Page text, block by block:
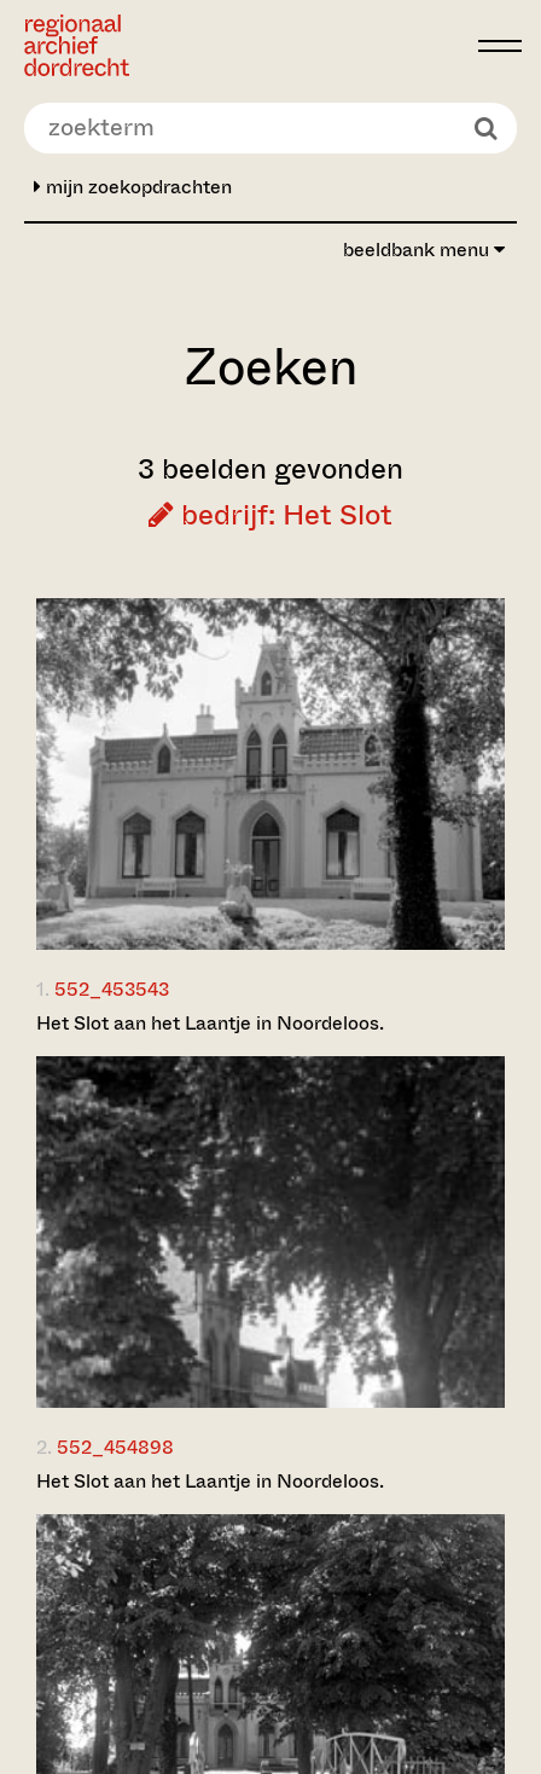
Ga direct naar de inhoud
mijn zoekopdrachten
beeldbank menu
Zoeken
3 beelden gevonden
bedrijf: Het Slot
1. 552_453543
Het Slot aan het Laantje in Noordeloos.
2. 552_454898
Het Slot aan het Laantje in Noordeloos.